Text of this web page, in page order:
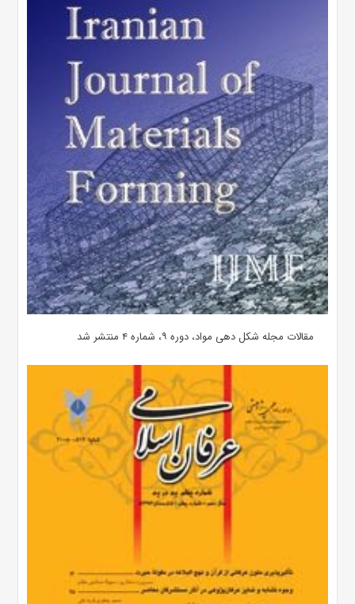
مقالات مجله شکل دهی مواد، دوره ۹، شماره ۴ منتشر شد